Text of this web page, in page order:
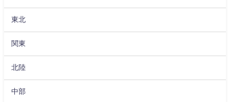
東北
関東
北陸
中部